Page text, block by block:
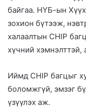
байгаа. НҮБ-ын
зохион бүтээж,
халаалтын CHIP
хүчний
Иймд CHIP багцыг
боломжгүй, эмзэг
үзүүлэх аж.